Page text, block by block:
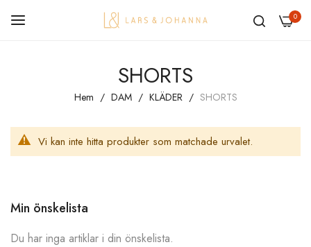
0
SHORTS
Hem DAM KLÄDER SHORTS
Vi kan inte hitta produkter som matchade urvalet.
Min önskelista
Du har inga artiklar i din önskelista.